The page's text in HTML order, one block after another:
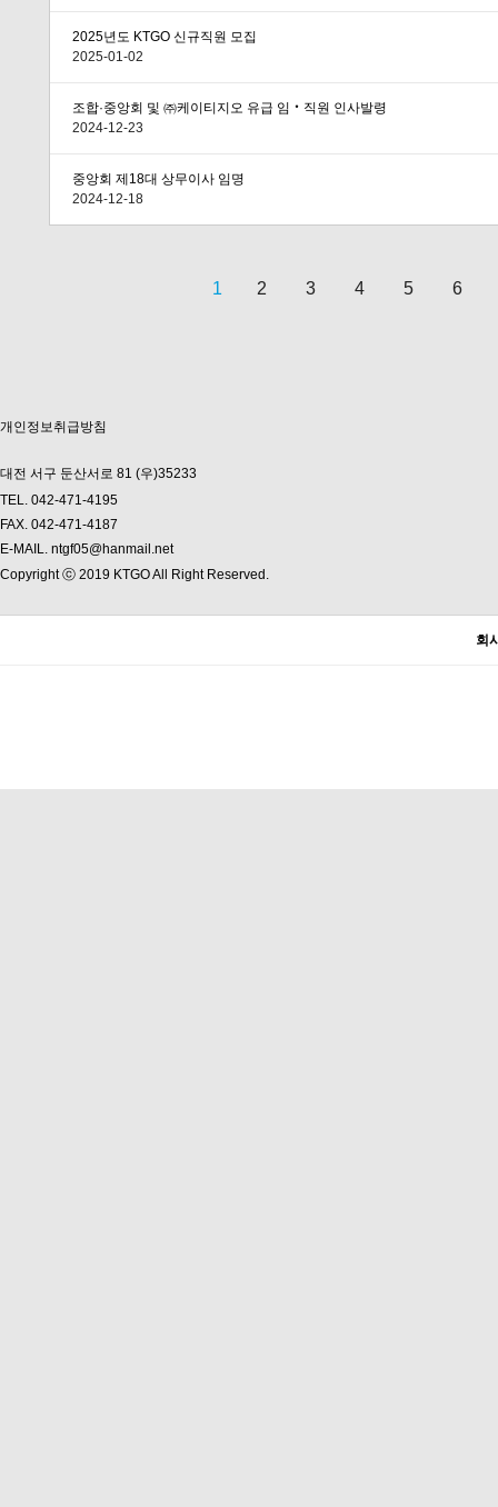
2025년도 KTGO 신규직원 모집
2025-01-02
조합·중앙회 및 ㈜케이티지오 유급 임‧직원 인사발령
2024-12-23
중앙회 제18대 상무이사 임명
2024-12-18
1 2 3 4 5 6
개인정보취급방침
대전 서구 둔산서로 81 (우)35233
TEL. 042-471-4195
FAX. 042-471-4187
E-MAIL. ntgf05@hanmail.net
Copyright ⓒ 2019 KTGO All Right Reserved.
회